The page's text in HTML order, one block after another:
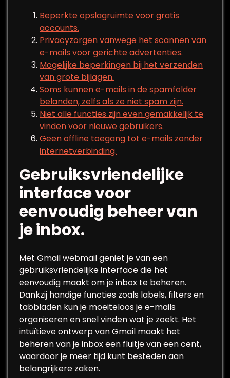
Beperkte opslagruimte voor gratis
accounts.
Privacyzorgen vanwege het scannen van
e-mails voor gerichte advertenties.
Mogelijke beperkingen bij het verzenden
van grote bijlagen.
Soms kunnen e-mails in de spamfolder
belanden, zelfs als ze niet spam zijn.
Niet alle functies zijn even gemakkelijk te
vinden voor nieuwe gebruikers.
Geen offline toegang tot e-mails zonder
internetverbinding.
Gebruiksvriendelijke
interface voor
eenvoudig beheer van
je inbox.
Met Gmail webmail geniet je van een
gebruiksvriendelijke interface die het
eenvoudig maakt om je inbox te beheren.
Dankzij handige functies zoals labels, filters en
tabbladen kun je moeiteloos je e-mails
organiseren en snel vinden wat je zoekt. Het
intuïtieve ontwerp van Gmail maakt het
beheren van je inbox een fluitje van een cent,
waardoor je meer tijd kunt besteden aan
belangrijkere zaken.